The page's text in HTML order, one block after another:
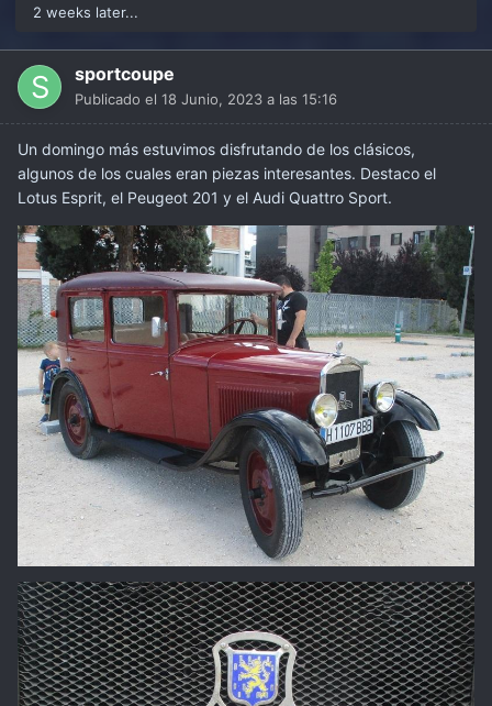
2 weeks later...
sportcoupe
Publicado el 18 Junio, 2023 a las 15:16
Un domingo más estuvimos disfrutando de los clásicos,
algunos de los cuales eran piezas interesantes. Destaco el
Lotus Esprit, el Peugeot 201 y el Audi Quattro Sport.